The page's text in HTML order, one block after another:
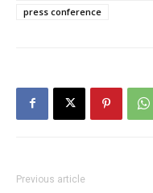
press conference
Previous article